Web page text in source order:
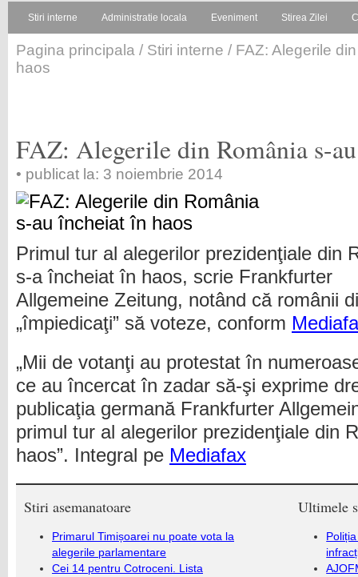
Stiri interne Administratie locala Eveniment Stirea Zilei
Pagina principala / Stiri interne / FAZ: Alegerile
haos
FAZ: Alegerile din România s-
• publicat la: 3 noiembrie 2014
Primul tur al alegerilor prezidenţiale din
s-a încheiat în haos, scrie Frankfurter
Allgemeine Zeitung, notând că românii
„împiedicaţi” să voteze, conform
„Mii de votanţi au protestat în
ce au încercat în zadar să-şi exprime
publicaţia germană Frankfurter
primul tur al alegerilor prezidenţiale din
haos”. Integral pe Mediafax
Stiri asemanatoare
Primarul Timișoarei nu poate vota la
alegerile parlamentare
Cei 14 pentru Cotroceni. Lista
Ultimele